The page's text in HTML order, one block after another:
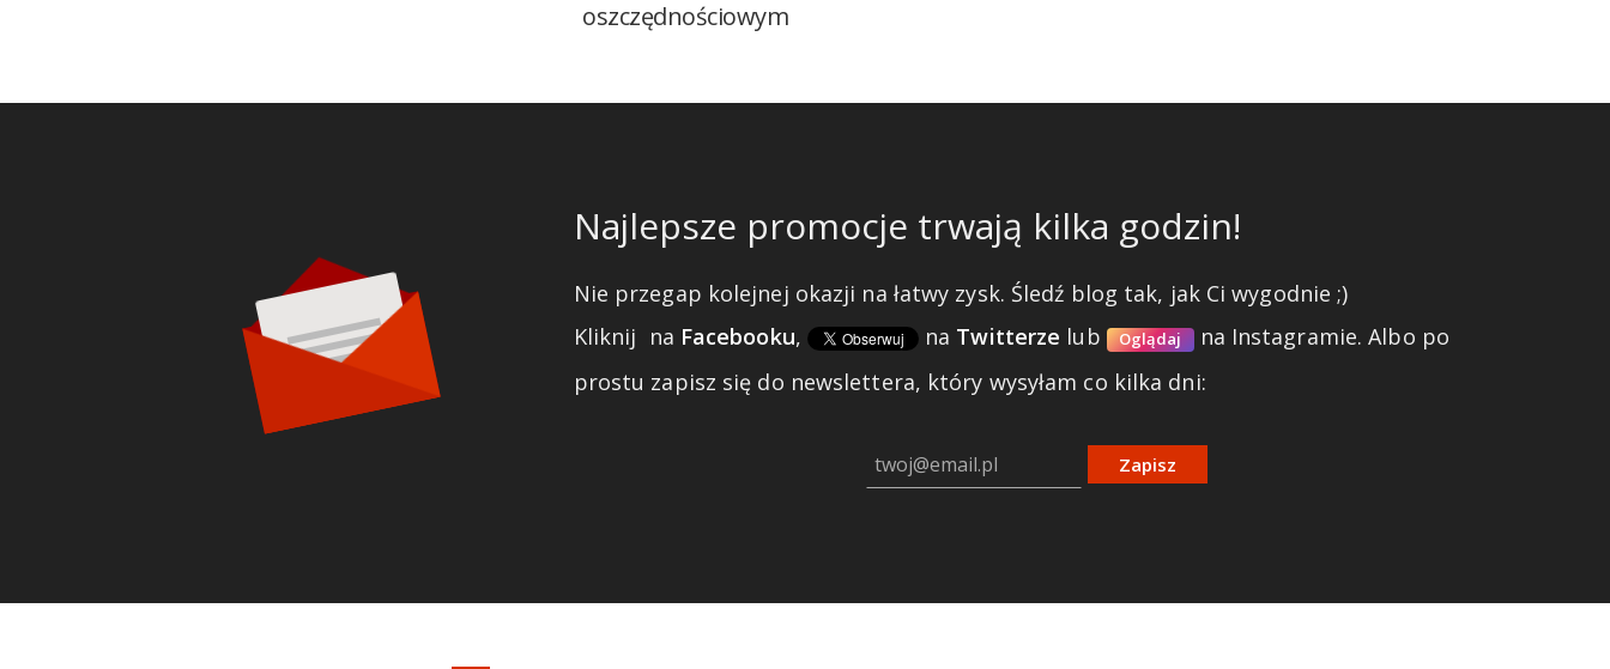
oszczędnościowym
Najlepsze promocje trwają kilka godzin!
Nie przegap kolejnej okazji na łatwy zysk. Śledź blog tak, jak Ci wygodnie ;)
Kliknij na Facebooku, na Twitterze lub Oglądaj na Instagramie.Albo po
prostu zapisz się do newslettera, który wysyłam co kilka dni:
Zapisz